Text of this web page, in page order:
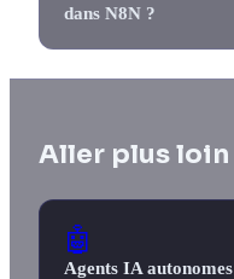
dans N8N ?
Aller plus loin
🤖
Agents IA autonomes